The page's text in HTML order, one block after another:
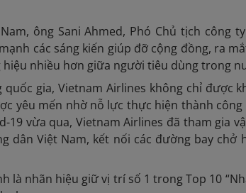
ông Sani Ahmed, Phó Chủ tịch công
các sáng kiến giúp đỡ cộng đồng, ra
nhiều hơn giữa người tiêu dùng trong
gia, Vietnam Airlines không chỉ được
yêu mến nhờ nỗ lực thực hiện thành công
19 vừa qua, Vietnam Airlines đã tham gia
dân Việt Nam, kết nối các đường bay chở
là nhãn hiệu giữ vị trí số 1 trong Top 10